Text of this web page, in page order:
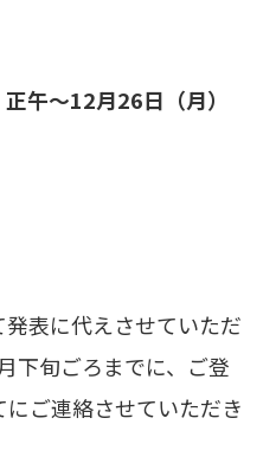
午～12月26日（月）
表に代えさせていただ
下旬ごろまでに、ご登
ご連絡させていただき